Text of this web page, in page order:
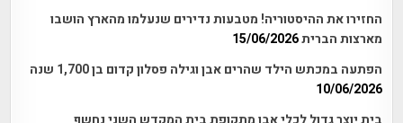
החזירו את ההיסטוריה! מטבעות נדירים שנעלמו מהארץ הושבו
מארצות הברית15/06/2026
הפתעה במכתש הילד שהרים אבן וגילה פסלון קדום בן 1,700 שנה
10/06/2026